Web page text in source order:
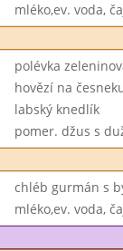
mléko,ev. voda,
polévka
hovězí na
labský knedlík
pomer. džus s
chléb gurmán s
mléko,ev. voda,